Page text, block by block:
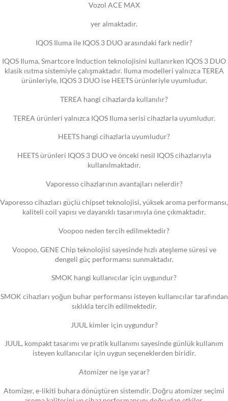
Vozol ACE MAX
yer almaktadır.
IQOS Iluma ile IQOS 3 DUO arasındaki fark nedir?
IQOS Iluma, Smartcore Induction teknolojisini kullanırken IQOS 3 DUO
klasik ısıtma sistemiyle çalışmaktadır. Iluma modelleri yalnızca TEREA
ürünleriyle, IQOS 3 DUO ise HEETS ürünleriyle uyumludur.
TEREA hangi cihazlarda kullanılır?
TEREA ürünleri yalnızca IQOS Iluma serisi cihazlarla uyumludur.
HEETS hangi cihazlarla uyumludur?
HEETS ürünleri IQOS 3 DUO ve önceki nesil IQOS cihazlarıyla
kullanılmaktadır.
Vaporesso cihazlarının avantajları nelerdir?
Vaporesso cihazları güçlü chipset teknolojisi, yüksek aroma performansı,
kaliteli coil yapısı ve dayanıklı tasarımıyla öne çıkmaktadır.
Voopoo neden tercih edilmektedir?
Voopoo, GENE Chip teknolojisi sayesinde hızlı ateşleme süresi ve
dengeli güç performansı sunmaktadır.
SMOK hangi kullanıcılar için uygundur?
SMOK cihazları yoğun buhar performansı isteyen kullanıcılar tarafından
sıklıkla tercih edilmektedir.
JUUL kimler için uygundur?
JUUL, kompakt tasarımı ve pratik kullanımı sayesinde günlük kullanım
isteyen kullanıcılar için uygun seçeneklerden biridir.
Atomizer ne işe yarar?
Atomizer, e-likiti buhara dönüştüren sistemdir. Doğru atomizer seçimi